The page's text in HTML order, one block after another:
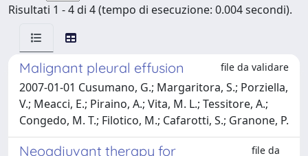
Risultati 1 - 4 di 4 (tempo di esecuzione: 0.004 secondi).
Malignant pleural effusion file da validare
2007-01-01 Cusumano, G.; Margaritora, S.; Porziella,
V.; Meacci, E.; Piraino, A.; Vita, M. L.; Tessitore, A.;
Congedo, M. T.; Filotico, M.; Cafarotti, S.; Granone, P.
Neoadjuvant therapy for
file da